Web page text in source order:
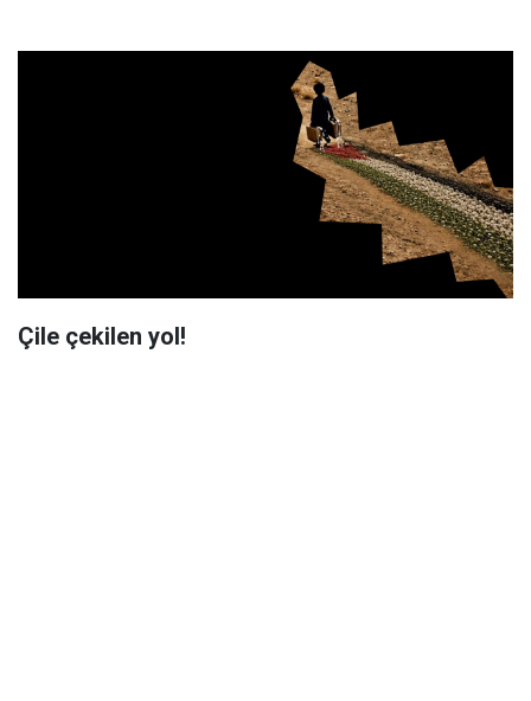
Çile çekilen yol!